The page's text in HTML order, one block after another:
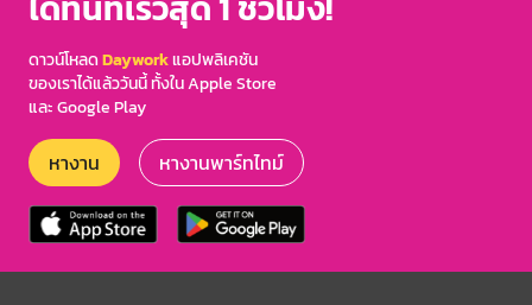
ดาวน์โหลดDayworkแอปพลิเคชัน
ของเราได้แล้ววันนี้ ทั้งใน Apple Store
และ Google Play
หางาน หางานพาร์ทไทม์